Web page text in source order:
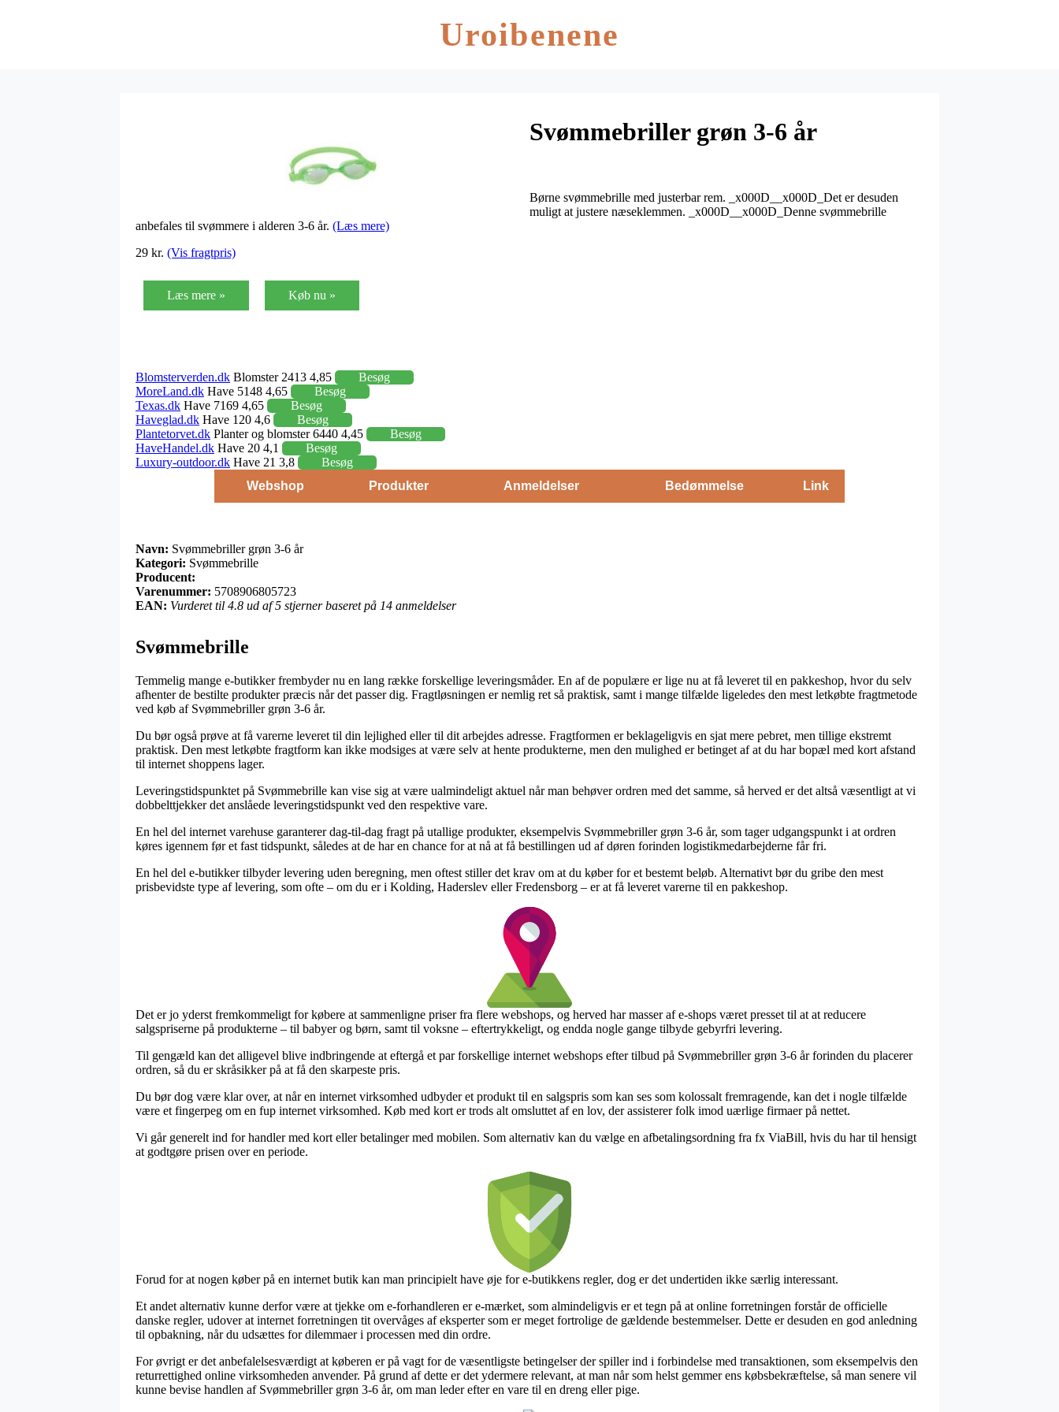
Uroibenene
Svømmebriller grøn 3-6 år
Børne svømmebrille med justerbar rem. _x000D__x000D_Det er desuden
muligt at justere næseklemmen. _x000D__x000D_Denne svømmebrille
anbefales til svømmere i alderen 3-6 år. (Læs mere)
29 kr. (Vis fragtpris)
Læs mere » Køb nu »
Blomsterverden.dk Blomster 2413 4,85
Besøg
MoreLand.dk Have 5148 4,65
Besøg
Texas.dk Have 7169 4,65
Besøg
Haveglad.dk Have 120 4,6
Besøg
Plantetorvet.dk Planter og blomster 6440 4,45
Besøg
HaveHandel.dk Have 20 4,1
Besøg
Luxury-outdoor.dk Have 21 3,8
Besøg
Webshop
Produkter Anmeldelser Bedømmelse Link
Navn: Svømmebriller grøn 3-6 år
Kategori: Svømmebrille
Producent:
Varenummer: 5708906805723
EAN: Vurderet til 4.8 ud af 5 stjerner baseret på 14 anmeldelser
Svømmebrille
Temmelig mange e-butikker frembyder nu en lang række forskellige leveringsmåder. En af de populære er lige nu at få leveret til en pakkeshop, hvor du selv
afhenter de bestilte produkter præcis når det passer dig. Fragtløsningen er nemlig ret så praktisk, samt i mange tilfælde ligeledes den mest letkøbte fragtmetode
ved køb af Svømmebriller grøn 3-6 år.
Du bør også prøve at få varerne leveret til din lejlighed eller til dit arbejdes adresse. Fragtformen er beklageligvis en sjat mere pebret, men tillige ekstremt
praktisk. Den mest letkøbte fragtform kan ikke modsiges at være selv at hente produkterne, men den mulighed er betinget af at du har bopæl med kort afstand
til internet shoppens lager.
Leveringstidspunktet på Svømmebrille kan vise sig at være ualmindeligt aktuel når man behøver ordren med det samme, så herved er det altså væsentligt at vi
dobbelttjekker det anslåede leveringstidspunkt ved den respektive vare.
En hel del internet varehuse garanterer dag-til-dag fragt på utallige produkter, eksempelvis Svømmebriller grøn 3-6 år, som tager udgangspunkt i at ordren
køres igennem før et fast tidspunkt, således at de har en chance for at nå at få bestillingen ud af døren forinden logistikmedarbejderne får fri.
En hel del e-butikker tilbyder levering uden beregning, men oftest stiller det krav om at du køber for et bestemt beløb. Alternativt bør du gribe den mest
prisbevidste type af levering, som ofte – om du er i Kolding, Haderslev eller Fredensborg – er at få leveret varerne til en pakkeshop.
Det er jo yderst fremkommeligt for købere at sammenligne priser fra flere webshops, og herved har masser af e-shops været presset til at at reducere
salgspriserne på produkterne – til babyer og børn, samt til voksne – eftertrykkeligt, og endda nogle gange tilbyde gebyrfri levering.
Til gengæld kan det alligevel blive indbringende at eftergå et par forskellige internet webshops efter tilbud på Svømmebriller grøn 3-6 år forinden du placerer
ordren, så du er skråsikker på at få den skarpeste pris.
Du bør dog være klar over, at når en internet virksomhed udbyder et produkt til en salgspris som kan ses som kolossalt fremragende, kan det i nogle tilfælde
være et fingerpeg om en fup internet virksomhed. Køb med kort er trods alt omsluttet af en lov, der assisterer folk imod uærlige firmaer på nettet.
Vi går generelt ind for handler med kort eller betalinger med mobilen. Som alternativ kan du vælge en afbetalingsordning fra fx ViaBill, hvis du har til hensigt
at godtgøre prisen over en periode.
Forud for at nogen køber på en internet butik kan man principielt have øje for e-butikkens regler, dog er det undertiden ikke særlig interessant.
Et andet alternativ kunne derfor være at tjekke om e-forhandleren er e-mærket, som almindeligvis er et tegn på at online forretningen forstår de officielle
danske regler, udover at internet forretningen tit overvåges af eksperter som er meget fortrolige de gældende bestemmelser. Dette er desuden en god anledning
til opbakning, når du udsættes for dilemmaer i processen med din ordre.
For øvrigt er det anbefalelsesværdigt at køberen er på vagt for de væsentligste betingelser der spiller ind i forbindelse med transaktionen, som eksempelvis den
returrettighed online virksomheden anvender. På grund af dette er det ydermere relevant, at man når som helst gemmer ens købsbekræftelse, så man senere vil
kunne bevise handlen af Svømmebriller grøn 3-6 år, om man leder efter en vare til en dreng eller pige.